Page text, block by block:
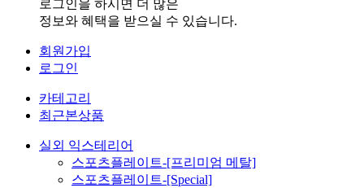
로그인을 하시면 더 많은
정보와 혜택을 받으실 수 있습니다.
회원가입
로그인
카테고리
최근본상품
실외 익스테리어
스포츠플레이트-[프리미엄 메탈]
스포츠플레이트-[Special]